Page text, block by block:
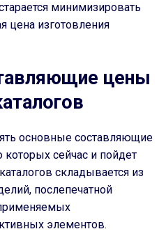
минимизировать
цена изготовления
цены
основные составляющие
которых сейчас и пойдет
складывается из
послепечатной
элементов.